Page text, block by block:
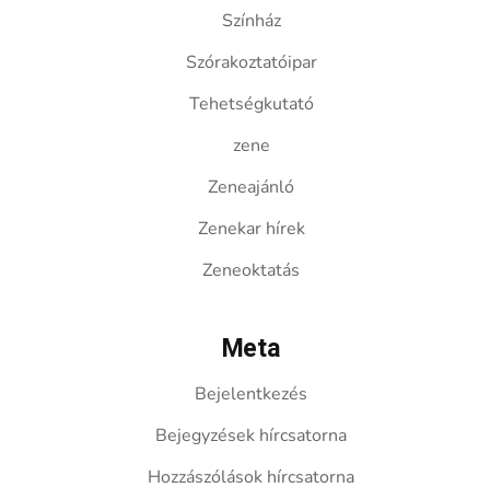
Színház
Szórakoztatóipar
Tehetségkutató
zene
Zeneajánló
Zenekar hírek
Zeneoktatás
Meta
Bejelentkezés
Bejegyzések hírcsatorna
Hozzászólások hírcsatorna